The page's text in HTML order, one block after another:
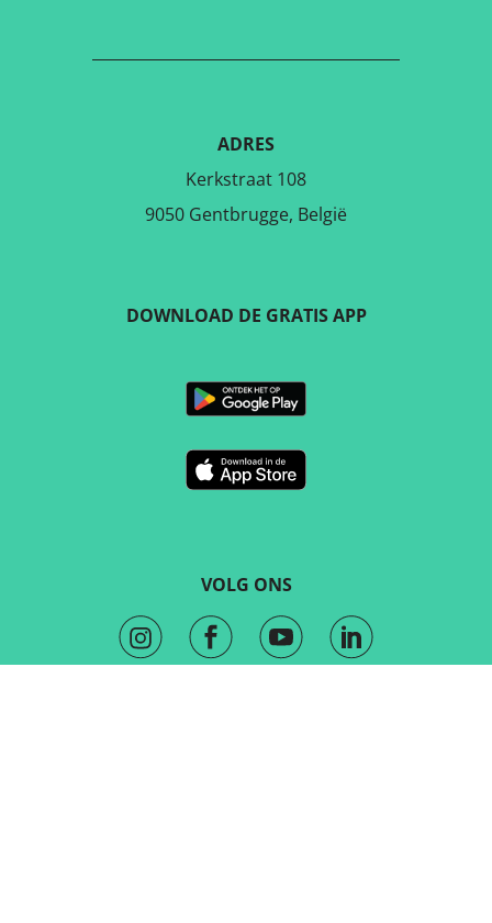
ADRES
Kerkstraat 108
9050 Gentbrugge, België
VOLG ONS
DOWNLOAD DE GRATIS APP